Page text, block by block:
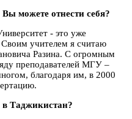
можете отнести себя?
- это уже
Своим учителем я считаю
Разина. С огромным
преподавателей МГУ –
благодаря им, в 2000
Таджикистан?